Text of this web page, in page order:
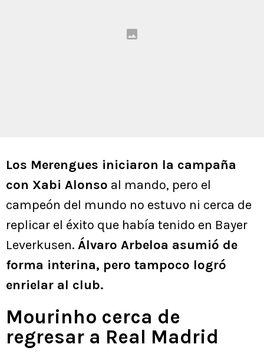
Los Merengues iniciaron la campaña
con Xabi Alonso al mando, pero el
campeón del mundo no estuvo ni cerca de
replicar el éxito que había tenido en Bayer
Leverkusen. Álvaro Arbeloa asumió de
forma interina, pero tampoco logró
enrielar al club.
Mourinho cerca de
regresar a Real Madrid